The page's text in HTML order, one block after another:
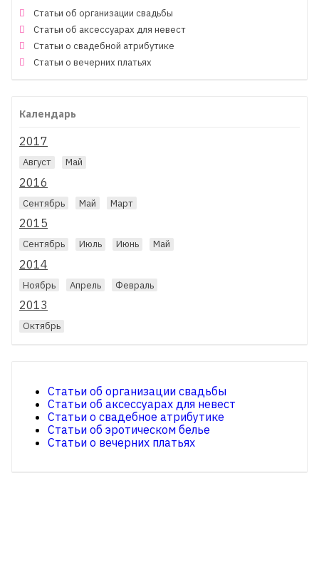
Статьи об организации свадьбы
Статьи об аксессуарах для невест
Статьи о свадебной атрибутике
Статьи о вечерних платьях
Календарь
2017
Август Май
2016
Сентябрь Май Март
2015
Сентябрь Июль Июнь Май
2014
Ноябрь Апрель Февраль
2013
Октябрь
Статьи об организации свадьбы
Статьи об аксессуарах для невест
Статьи о свадебное атрибутике
Статьи об эротическом белье
Статьи о вечерних платьях